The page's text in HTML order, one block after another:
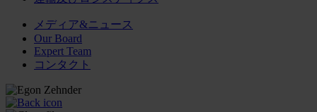
メディア&ニュース
Our Board
Expert Team
コンタクト